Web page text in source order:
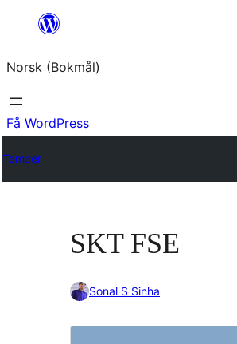
Hopp
innhold
Norsk (Bokmål)
Få WordPress
Temaer
SKT FSE
Sonal S Sinha